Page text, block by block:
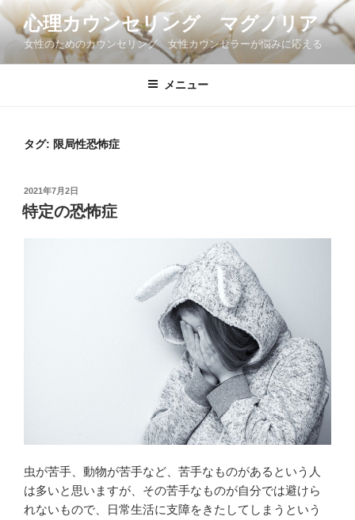
コ
ン
ン
心理カウンセリング マグノリア
女性のためのカウンセリング 女性カウンセラーが悩みに応える
メニュー
タグ: 限局性恐怖症
投
稿
日:
2021年7月2日
特定の恐怖症
虫が苦手、動物が苦手など、苦手なものがあるという人
は多いと思いますが、その苦手なものが自分では避けら
れないもので、日常生活に支障をきたしてしまうという